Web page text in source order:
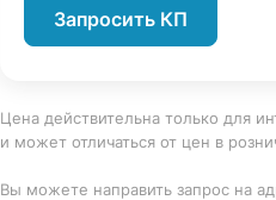
Запросить КП
Цена действительна только для
и может отличаться от цен в
Вы можете направить запрос на